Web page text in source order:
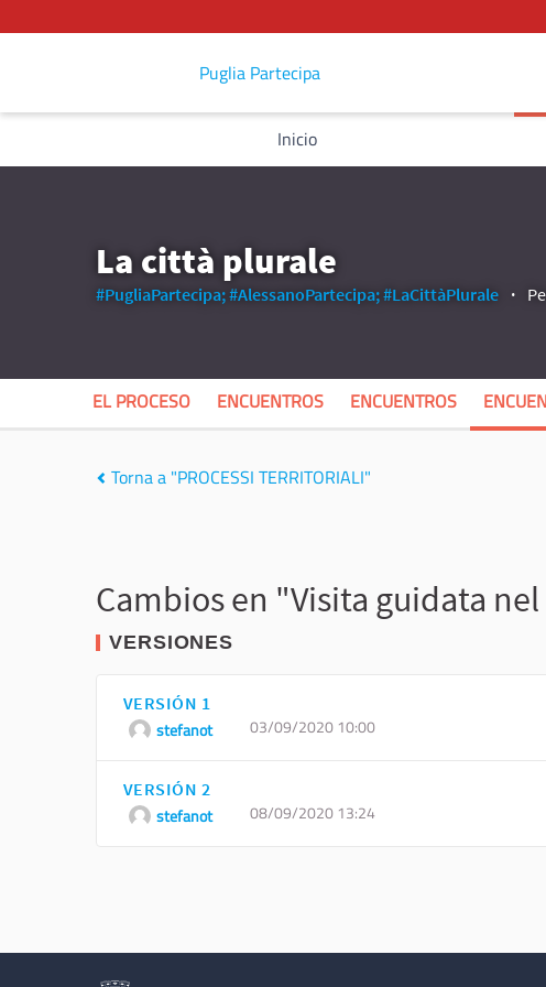
Puglia Partecipa
Inicio
La città plurale
#PugliaPartecipa;#AlessanoPartecipa;#LaCittàPlurale
EL PROCESO ENCUENTROS ENCUENTROS
Torna a "PROCESSI TERRITORIALI"
Cambios en "Visita guidata
VERSIONES
VERSIÓN 1
stefanot 03/09/2020 10:00
VERSIÓN 2
stefanot 08/09/2020 13:24